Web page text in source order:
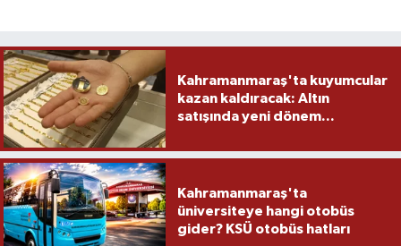
Kahramanmaraş'ta kuyumcular
kazan kaldıracak: Altın
satışında yeni dönem...
Kahramanmaraş'ta
üniversiteye hangi otobüs
gider? KSÜ otobüs hatları